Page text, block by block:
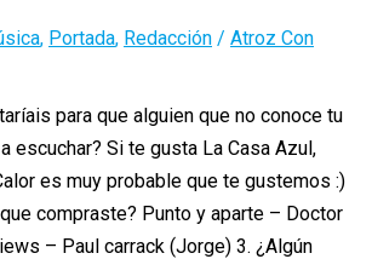
, Portada, Redacción / Atroz Con
para que alguien que no conoce tu
escuchar? Si te gusta La Casa Azul,
es muy probable que te gustemos :)
compraste? Punto y aparte – Doctor
– Paul carrack (Jorge) 3. ¿Algún